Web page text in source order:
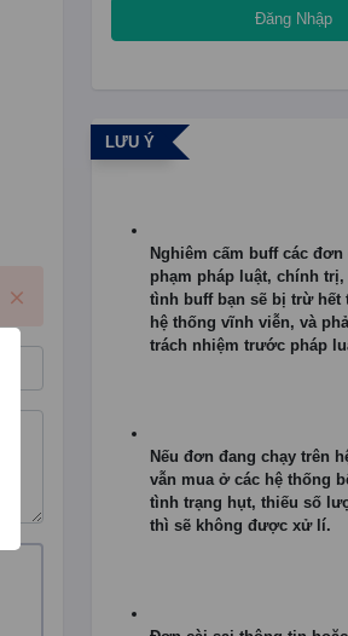
Đăng Nhập
LƯU Ý
Nghiêm cấm buff các
phạm pháp luật, chính
tình buff bạn sẽ bị trừ hết
hệ thống vĩnh viễn, và
trách nhiệm trước pháp
Nếu đơn đang chạy trên
vẫn mua ở các hệ thống
tình trạng hụt, thiếu số
thì sẽ không được xử lí.